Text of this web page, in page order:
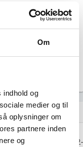
Om
indhold og
medier og til
oplysninger om
partnere inden
og
file_download
03